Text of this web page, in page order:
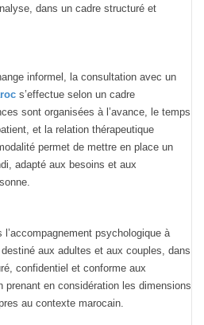
dans un cadre structuré et
informel, la consultation avec un
s’effectue selon un cadre
sont organisées à l’avance, le temps
et la relation thérapeutique
permet de mettre en place un
adapté aux besoins et aux
psychologique à
aux adultes et aux couples, dans
confidentiel et conforme aux
prenant en considération les dimensions
au contexte marocain.